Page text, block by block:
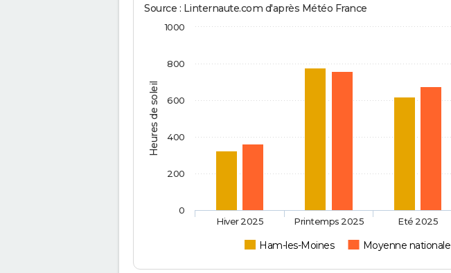
Heures de soleil
Source : Linternaute.com d'après Météo France
Ham-les-Moines Moyenne nationale
Hiver 2025 Printemps 2025 Eté 2025
0
200
400
600
800
1000